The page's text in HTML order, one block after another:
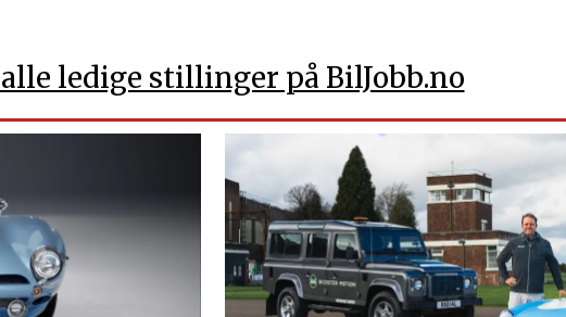
alle ledige stillinger på BilJobb.no